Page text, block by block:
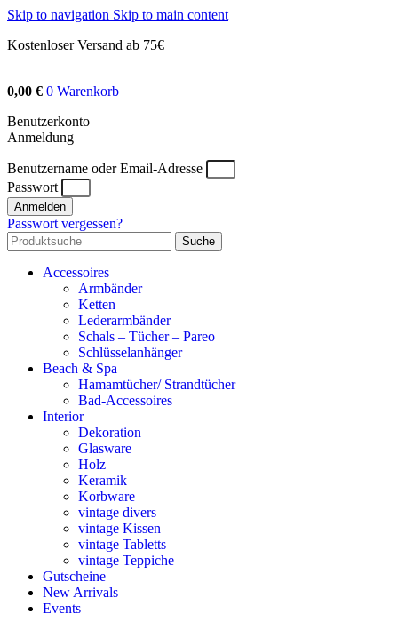
Skip to navigation Skip to main content
Kostenloser Versand ab 75€
0,00 € 0 Warenkorb
Benutzerkonto
Anmeldung
Benutzername oder Email-Adresse
Passwort
Anmelden
Passwort vergessen?
Suche
Accessoires
Armbänder
Ketten
Lederarmbänder
Schals – Tücher – Pareo
Schlüsselanhänger
Beach & Spa
Hamamtücher/ Strandtücher
Bad-Accessoires
Interior
Dekoration
Glasware
Holz
Keramik
Korbware
vintage divers
vintage Kissen
vintage Tabletts
vintage Teppiche
Gutscheine
New Arrivals
Events